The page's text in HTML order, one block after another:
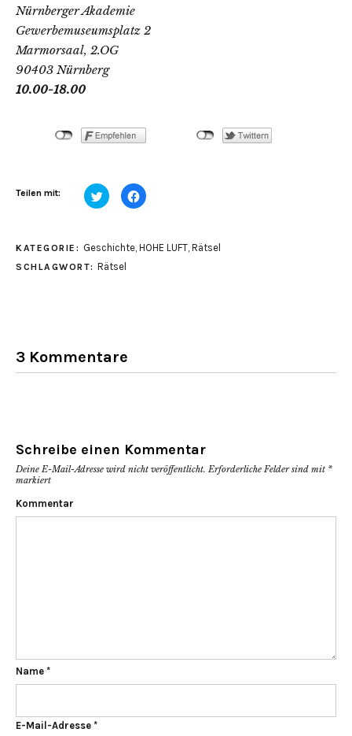
Nürnberger Akademie
Gewerbemuseumsplatz 2
Marmorsaal, 2.OG
90403 Nürnberg
10.00-18.00
Teilen mit: Klick,
um
teilen
(Wird
in
neuem
Klick,
um
(Wird
KATEGORIE: Geschichte, HOHE LUFT, Rätsel
SCHLAGWORT: Rätsel
3 Kommentare
Schreibe einen Kommentar
Deine E-Mail-Adresse wird nicht veröffentlicht. Erforderliche Felder sind mit *
markiert
Kommentar
Name *
E-Mail-Adresse *